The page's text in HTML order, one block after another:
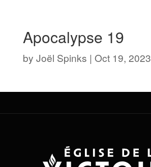
Apocalypse 19
by Joël Spinks | Oct 19, 2023